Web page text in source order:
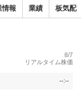
情報 業績 板気配
8/7
リアルタイム株価
--:--